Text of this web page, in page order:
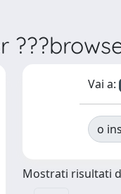
Vai a:
o
Mostrati risultati